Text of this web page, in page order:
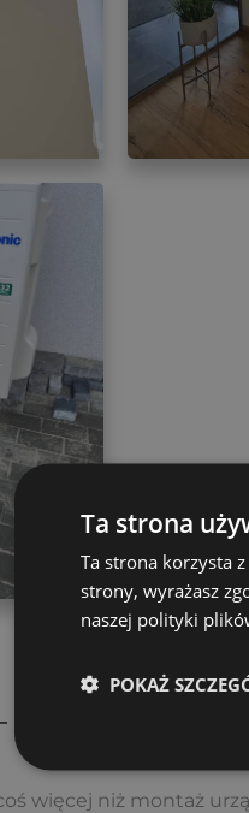
komfort,
więcej niż montaż
Ta strona
Ta strona korzysta
strony, wyrażasz
naszej polityki
POKAŻ